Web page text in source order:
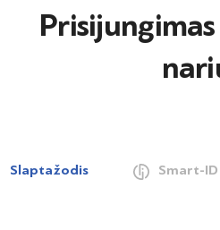
Slaptažodis Smart-ID